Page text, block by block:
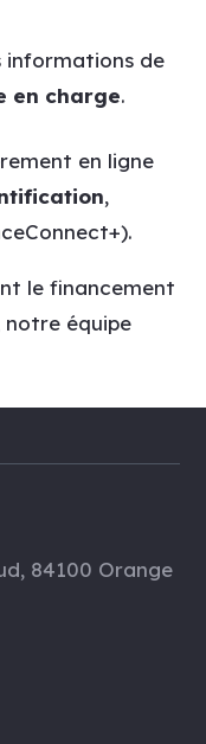
informations de
en charge.
en ligne
,
le financement
équipe
84100 Orange